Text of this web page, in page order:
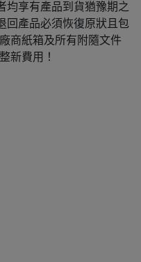
享有產品到貨猶豫期之
回產品必須恢復原狀且包
商紙箱及所有附隨文件
新費用！